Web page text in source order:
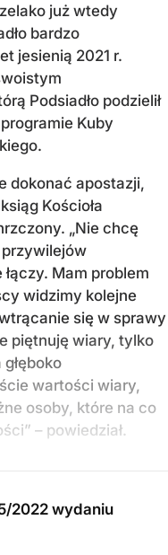
już wtedy
bardzo
jesienią 2021 r.
Podsiadło podzielił
Kuby
dokonać apostazji,
Kościoła
„Nie chcę
Mam problem
widzimy kolejne
się w sprawy
piętnuję wiary, tylko
wartości wiary,
osoby, które na co
– powiedział.
2022 wydaniu